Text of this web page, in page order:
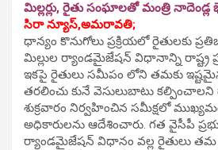
మిల్లర్లు, రైతు సంఘాలతో మంత్రి నాదెండ్ల
సిరా న్యూస్,అమరావతి;
ధాన్యం కొనుగోలు ప్రక్రియలో రైతులకు
మిల్లుల ర్యాండమైజేషన్ విధానాన్ని రాష్ట్ర
ఇకపై రైతులు సమీపం లోని తమకు
తరలించు కునే వెసులుబాటు
శుక్రవారం నిర్వహించిన సమీక్షలో
అధికారులను ఆదేశించారు. గత వైసీపీ
ర్యాండమైజేషన్ విధానం వల్ల రైతులు తమ